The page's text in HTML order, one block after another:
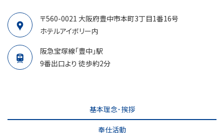
〒560-0021 大阪府豊中市本町3丁目1番16号
ホテルアイボリー内
阪急宝塚線「豊中」駅
9番出口より 徒歩約2分
基本理念･挨拶
奉仕活動